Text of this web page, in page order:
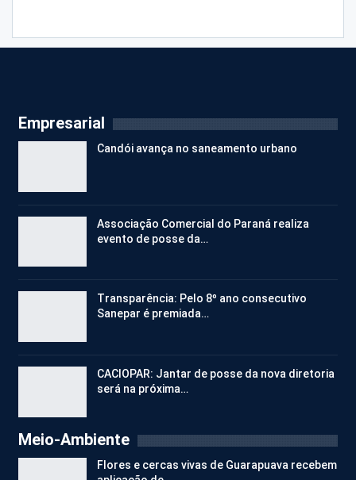
Empresarial
Candói avança no saneamento urbano
Associação Comercial do Paraná realiza
evento de posse da…
Transparência: Pelo 8º ano consecutivo
Sanepar é premiada…
CACIOPAR: Jantar de posse da nova diretoria
será na próxima…
Meio-Ambiente
Flores e cercas vivas de Guarapuava recebem